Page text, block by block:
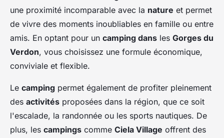
une proximité incomparable avec la nature et permet
de vivre des moments inoubliables en famille ou entre
amis. En optant pour un camping dans les Gorges du
Verdon, vous choisissez une formule économique,
conviviale et flexible.
Le camping permet également de profiter pleinement
des activités proposées dans la région, que ce soit
l'escalade, la randonnée ou les sports nautiques. De
plus, les campings comme Ciela Village offrent des